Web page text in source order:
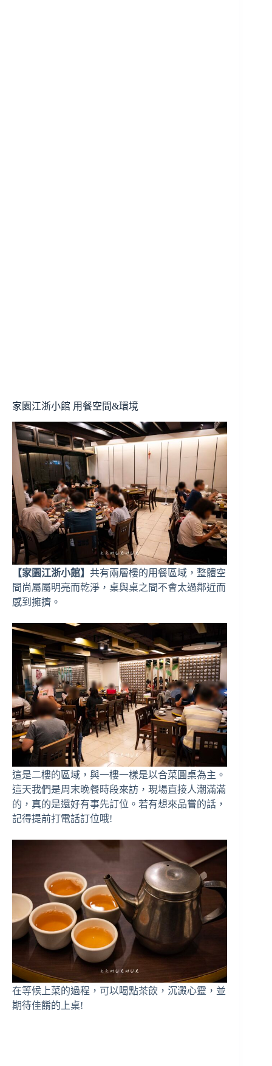
家園江浙小館 用餐空間&環境
【家園江浙小館】 共有兩層樓的用餐區域，整體空
間尚屬屬明亮而乾淨，桌與桌之間不會太過鄰近而
感到擁擠。
這是二樓的區域，與一樓一樣是以合菜圓桌為主。
這天我們是周末晚餐時段來訪，現場直接人潮滿滿
的，真的是還好有事先訂位。若有想來品嘗的話，
記得提前打電話訂位哦!
在等候上菜的過程，可以喝點茶飲，沉澱心靈，並
期待佳餚的上桌!